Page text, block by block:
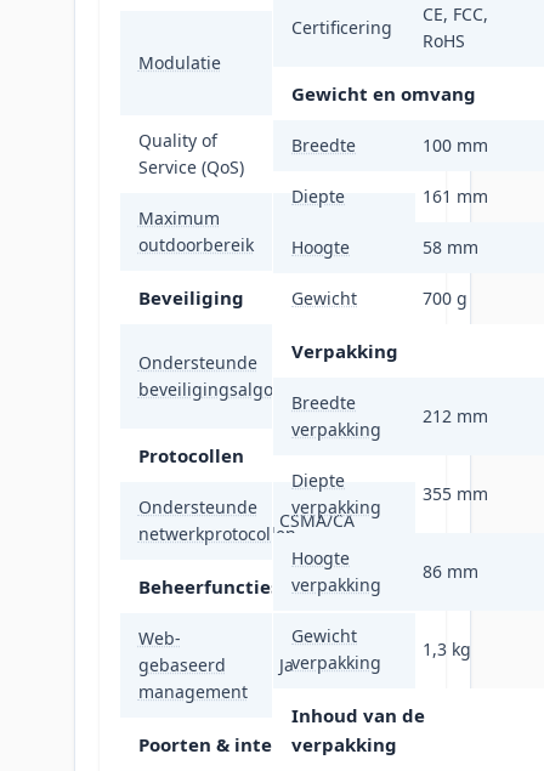
Modulatie
16-QAM, 64-
OFDM, QPSK
Quality of
Service (QoS)
Ja
Maximum
outdoorbereik
Beveiliging
Ondersteunde
beveiligingsalgoritmen
AES, TKIP,
WPA2
Protocollen
Ondersteunde
netwerkprotocollen
CSMA/CA
Beheerfuncties
Web-
gebaseerd
management
Ja
Poorten & interfaces
Certificering
CE, FCC,
RoHS
Gewicht en omvang
Breedte 100 mm
Diepte 161 mm
Hoogte 58 mm
Gewicht 700 g
Verpakking
Breedte
verpakking
212 mm
Diepte
verpakking
355 mm
Hoogte
verpakking
86 mm
Gewicht
verpakking
1,3 kg
Inhoud van de
verpakking